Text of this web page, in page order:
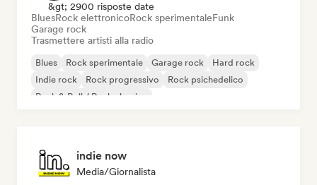
&gt; 2900 risposte date
BluesRock elettronicoRock sperimentaleFunk
Garage rock
Trasmettere artisti alla radio
Blues Rock sperimentale Garage rock
Hard rock
Indie rock
Rock progressivo
Rock psichedelico
Rock & Roll / Rock classico
indie now
Media/Giornalista